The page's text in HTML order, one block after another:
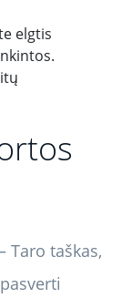
elgtis